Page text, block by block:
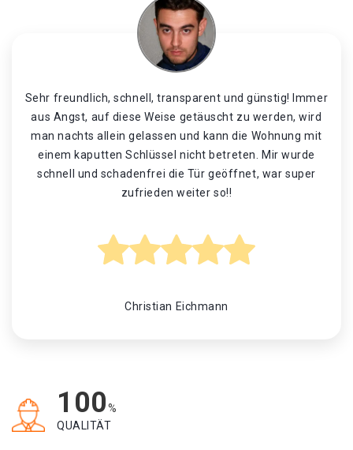
Sehr freundlich, schnell, transparent und günstig! Immer
aus Angst, auf diese Weise getäuscht zu werden, wird
man nachts allein gelassen und kann die Wohnung mit
einem kaputten Schlüssel nicht betreten. Mir wurde
schnell und schadenfrei die Tür geöffnet, war super
zufrieden weiter so!!
Christian Eichmann
100%
QUALITÄT